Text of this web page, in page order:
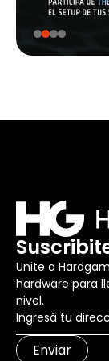
Unite a
hardware para
nivel.
Enviar